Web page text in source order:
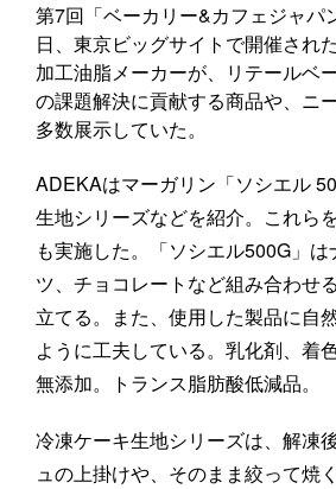
第7回「ベーカリー&カフェジャパ
日、東京ビッグサイトで開催され
加工油脂メーカーが、リテールベ
の課題解決に貢献する商品や、ニ
多数展示していた。
ADEKAはマーガリン「ソシエル
生地シリーズなどを紹介。これら
も実施した。「ソシエル500G」
ツ、チョコレートなど組み合わせ
立てる。また、使用した製品に自
ように工夫している。乳化剤、着
無添加。トランス脂肪酸低減品。
冷凍ケーキ生地シリーズは、解凍
ュの上掛けや、そのまま絞って焼